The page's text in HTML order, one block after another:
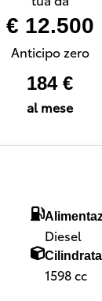
€ 12.500
Anticipo zero
184 €
al mese
Diesel
Cilindrata
1598 cc